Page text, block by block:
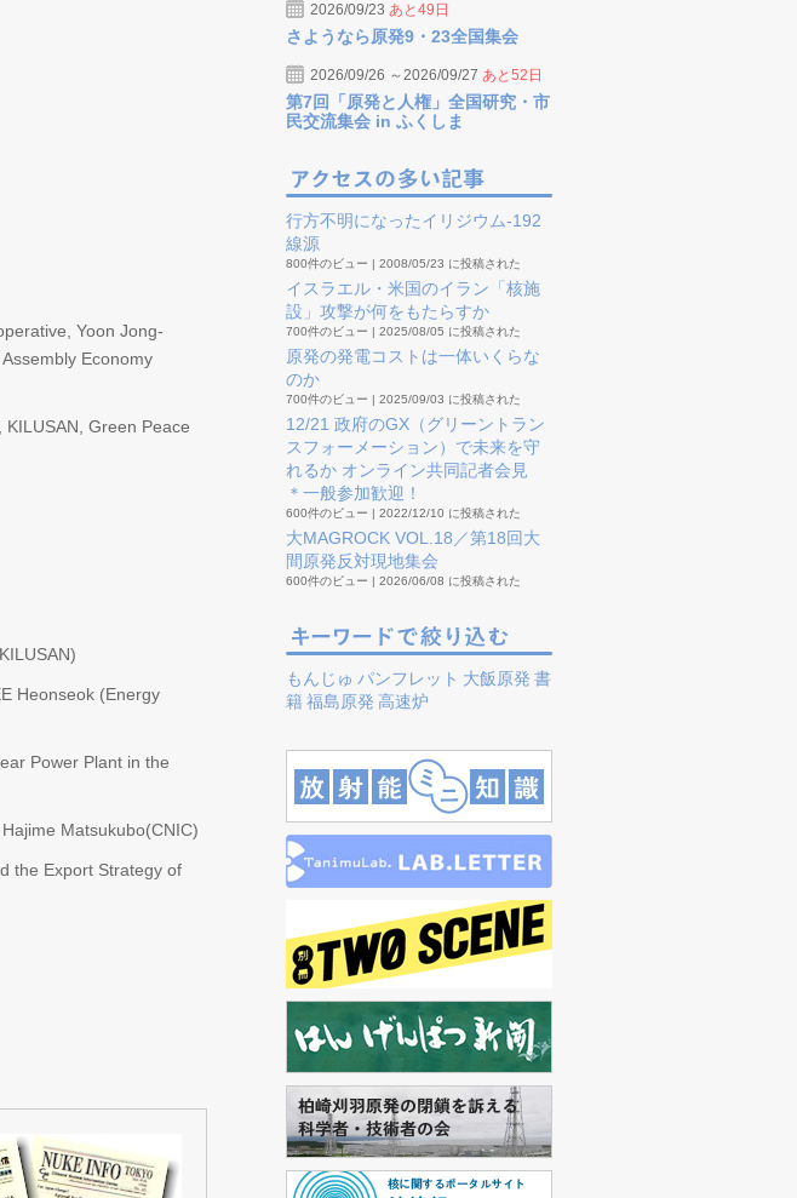
Yoon Jong-
Economy
Green Peace
Heonseok (Energy
Power Plant in the
Matsukubo(CNIC)
the Export Strategy of
2026/09/23 あと49日
さようなら原発9・23全国集会
2026/09/26 ～2026/09/27 あと52日
第7回「原発と人権」全国研究・市
民交流集会 in ふくしま
行方不明になったイリジウム-192
線源
800件のビュー | 2008/05/23 に投稿された
イスラエル・米国のイラン「核施
設」攻撃が何をもたらすか
700件のビュー | 2025/08/05 に投稿された
原発の発電コストは一体いくらな
のか
700件のビュー | 2025/09/03 に投稿された
12/21 政府のGX（グリーントラン
スフォーメーション）で未来を守
れるか オンライン共同記者会見
＊一般参加歓迎！
600件のビュー | 2022/12/10 に投稿された
大MAGROCK VOL.18／第18回大
間原発反対現地集会
600件のビュー | 2026/06/08 に投稿された
もんじゅ パンフレット 大飯原発 書
籍福島原発 高速炉